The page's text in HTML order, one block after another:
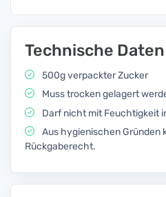
Technische Daten
500g verpackter Zucker
Muss trocken gelagert
Darf nicht mit Feuchtigkeit
Aus hygienischen Gründen
Rückgaberecht.